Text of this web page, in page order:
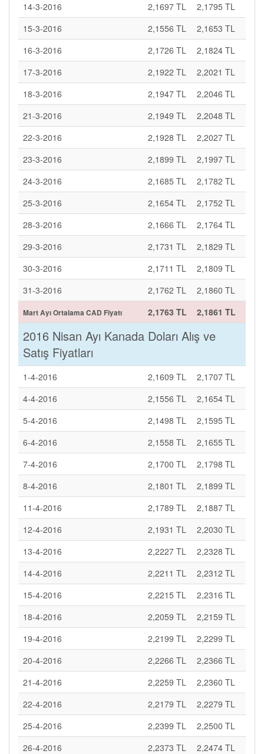
14-3-2016
2,1697 TL
2,1795 TL
15-3-2016
2,1556 TL
2,1653 TL
16-3-2016
2,1726 TL
2,1824 TL
17-3-2016
2,1922 TL
2,2021 TL
18-3-2016
2,1947 TL
2,2046 TL
21-3-2016
2,1949 TL
2,2048 TL
22-3-2016
2,1928 TL
2,2027 TL
23-3-2016
2,1899 TL
2,1997 TL
24-3-2016
2,1685 TL
2,1782 TL
25-3-2016
2,1654 TL
2,1752 TL
28-3-2016
2,1666 TL
2,1764 TL
29-3-2016
2,1731 TL
2,1829 TL
30-3-2016
2,1711 TL
2,1809 TL
31-3-2016
2,1762 TL 2,1860 TL
Mart Ayı Ortalama CAD Fiyatı 2,1763 TL 2,1861 TL
2016 Nisan Ayı Kanada Doları Alış ve
Satış Fiyatları
1-4-2016 2,1609 TL
2,1707 TL
4-4-2016
2,1556 TL
2,1654 TL
5-4-2016
2,1498 TL
2,1595 TL
6-4-2016
2,1558 TL
2,1655 TL
7-4-2016
2,1700 TL
2,1798 TL
8-4-2016
2,1801 TL
2,1899 TL
11-4-2016
2,1789 TL
2,1887 TL
12-4-2016
2,1931 TL
2,2030 TL
13-4-2016
2,2227 TL
2,2328 TL
14-4-2016
2,2211 TL
2,2312 TL
15-4-2016
2,2215 TL
2,2316 TL
18-4-2016
2,2059 TL
2,2159 TL
19-4-2016
2,2199 TL
2,2299 TL
20-4-2016
2,2266 TL
2,2366 TL
21-4-2016
2,2259 TL
2,2360 TL
22-4-2016
2,2179 TL
2,2279 TL
25-4-2016
2,2399 TL
2,2500 TL
26-4-2016
2,2373 TL
2,2474 TL